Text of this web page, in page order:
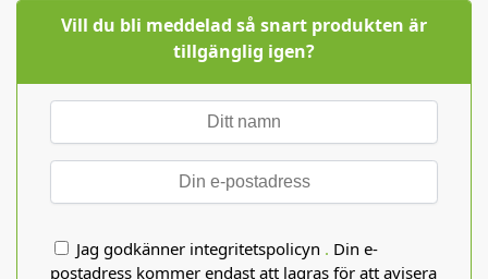
Vill du bli meddelad så snart produkten är
tillgänglig igen?
Jag godkänner integritetspolicyn . Din e-
postadress kommer endast att lagras för att avisera